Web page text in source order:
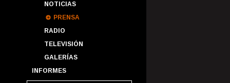
NOTICIAS
PRENSA
RADIO
TELEVISIÓN
GALERÍAS
INFORMES